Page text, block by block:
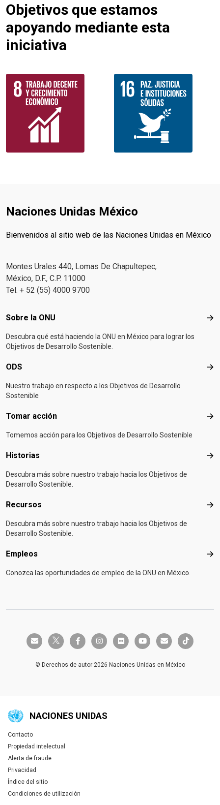
Objetivos que estamos
apoyando mediante esta
iniciativa
Naciones Unidas México
Bienvenidos al sitio web de las Naciones Unidas en México
Montes Urales 440, Lomas De Chapultepec,
México, D.F., C.P. 11000
Tel. + 52 (55) 4000 9700
Footer menu
Sobre la ONU
Descubra qué está haciendo la ONU en México para lograr los
Objetivos de Desarrollo Sostenible.
ODS
Nuestro trabajo en respecto a los Objetivos de Desarrollo
Sostenible
Tomar acción
Tomemos acción para los Objetivos de Desarrollo Sostenible
Historias
Descubra más sobre nuestro trabajo hacia los Objetivos de
Desarrollo Sostenible.
Recursos
Descubra más sobre nuestro trabajo hacia los Objetivos de
Desarrollo Sostenible.
Empleos
Conozca las oportunidades de empleo de la ONU en México.
envelopetwitter-x facebook-finstagramflickr youtube envelopetiktok
© Derechos de autor 2026 Naciones Unidas en México
NACIONES UNIDAS
Global U.N. menu
Contacto
Propiedad intelectual
Alerta de fraude
Privacidad
Índice del sitio
Condiciones de utilización